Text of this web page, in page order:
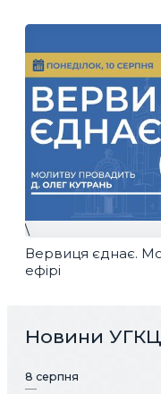
\
Вервиця єднає.
ефірі
Новини УГКЦ
8 серпня